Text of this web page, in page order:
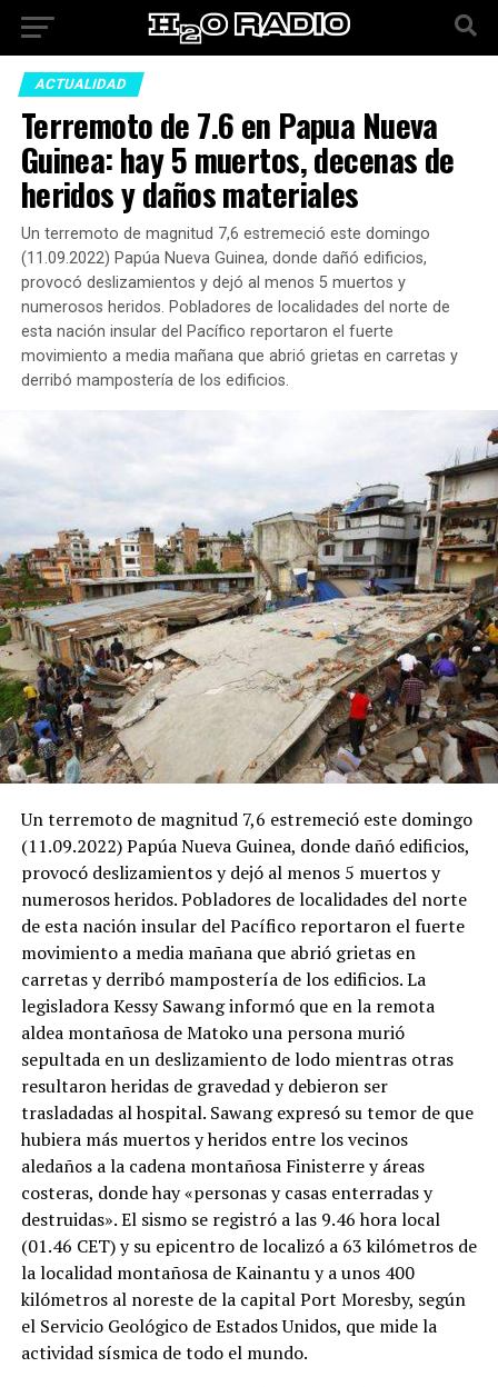
ACTUALIDAD
Terremoto de 7.6 en Papua Nueva
Guinea: hay 5 muertos, decenas de
heridos y daños materiales
Un terremoto de magnitud 7,6 estremeció este domingo
(11.09.2022) Papúa Nueva Guinea, donde dañó edificios,
provocó deslizamientos y dejó al menos 5 muertos y
numerosos heridos. Pobladores de localidades del norte de
esta nación insular del Pacífico reportaron el fuerte
movimiento a media mañana que abrió grietas en carretas y
derribó mampostería de los edificios.
Un terremoto de magnitud 7,6 estremeció este domingo
(11.09.2022) Papúa Nueva Guinea, donde dañó edificios,
provocó deslizamientos y dejó al menos 5 muertos y
numerosos heridos. Pobladores de localidades del norte
de esta nación insular del Pacífico reportaron el fuerte
movimiento a media mañana que abrió grietas en
carretas y derribó mampostería de los edificios. La
legisladora Kessy Sawang informó que en la remota
aldea montañosa de Matoko una persona murió
sepultada en un deslizamiento de lodo mientras otras
resultaron heridas de gravedad y debieron ser
trasladadas al hospital. Sawang expresó su temor de que
hubiera más muertos y heridos entre los vecinos
aledaños a la cadena montañosa Finisterre y áreas
costeras, donde hay «personas y casas enterradas y
destruidas». El sismo se registró a las 9.46 hora local
(01.46 CET) y su epicentro de localizó a 63 kilómetros de
la localidad montañosa de Kainantu y a unos 400
kilómetros al noreste de la capital Port Moresby, según
el Servicio Geológico de Estados Unidos, que mide la
actividad sísmica de todo el mundo.